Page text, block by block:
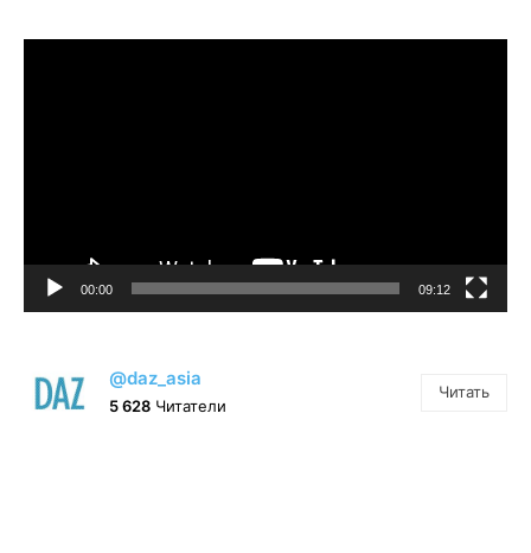
00:00 09:12
@daz_asia
5 628 Читатели
Читать